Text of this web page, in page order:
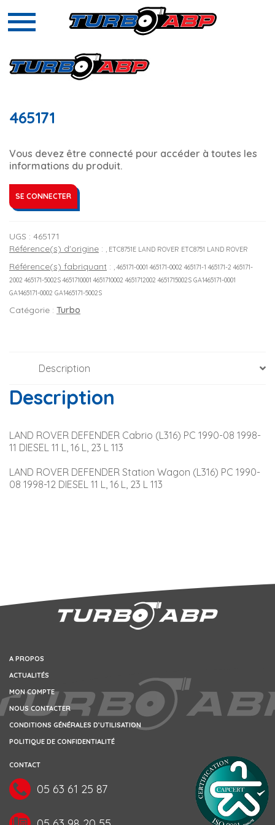
465171
Vous devez être connecté pour accéder à toutes les
informations du produit.
SE CONNECTER
UGS : 465171
Référence(s) d'origine : , ETC8751E LAND ROVER ETC8751 LAND ROVER
Référence(s) fabriquant : , 465171-0001 465171-0002 465171-1 465171-2 465171-
2002 465171-5002S 4651710001 4651710002 4651712002 4651715002S GA1465171-0001
GA1465171-0002 GA1465171-5002S
Catégorie : Turbo
Description
Description
LAND ROVER DEFENDER Cabrio (L316) PC 1990-08 1998-
11 DIESEL 11 L, 16 L, 23 L 113
LAND ROVER DEFENDER Station Wagon (L316) PC 1990-
08 1998-12 DIESEL 11 L, 16 L, 23 L 113
A PROPOS
ACTUALITÉS
MON COMPTE
NOUS CONTACTER
CONDITIONS GÉNÉRALES D’UTILISATION
POLITIQUE DE CONFIDENTIALITÉ
CONTACT
05 63 61 25 87